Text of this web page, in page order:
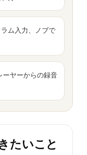
ム入力、ノブで
ーヤーからの録音
たいこと